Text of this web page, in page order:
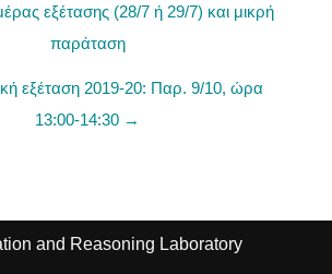
εξέτασης (28/7 ή 29/7) και μικρή
παράταση
εξέταση 2019-20: Παρ. 9/10, ώρα
13:00-14:30 →
and Reasoning Laboratory